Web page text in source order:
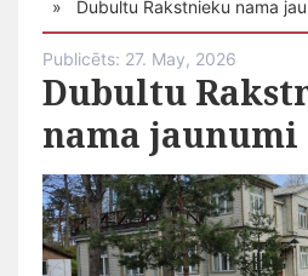
» Dubultu Rakstnieku nama
Publicēts: 27. May, 2026
Dubultu
nama jaunumi